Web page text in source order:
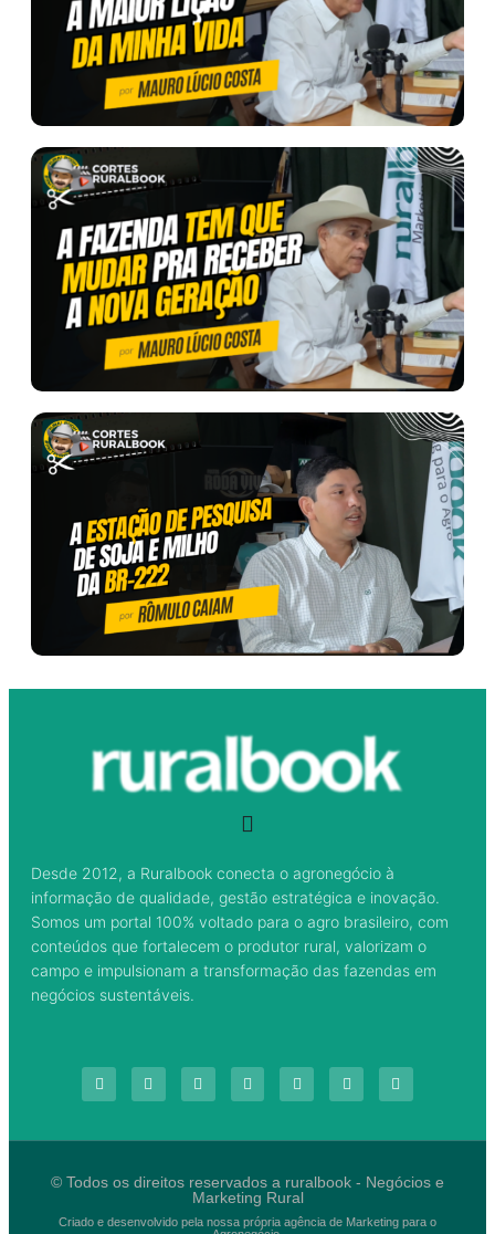
Desde 2012, a Ruralbook conecta o agronegócio à
informação de qualidade, gestão estratégica e inovação.
Somos um portal 100% voltado para o agro brasileiro, com
conteúdos que fortalecem o produtor rural, valorizam o
campo e impulsionam a transformação das fazendas em
negócios sustentáveis.
© Todos os direitos reservados a ruralbook - Negócios e
Marketing Rural
Criado e desenvolvido pela nossa própria agência de Marketing para o